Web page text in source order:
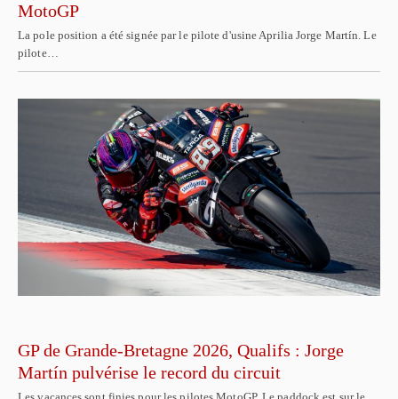
MotoGP
La pole position a été signée par le pilote d'usine Aprilia Jorge Martín. Le
pilote…
GP de Grande-Bretagne 2026, Qualifs : Jorge
Martín pulvérise le record du circuit